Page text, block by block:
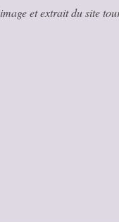
et extrait du site